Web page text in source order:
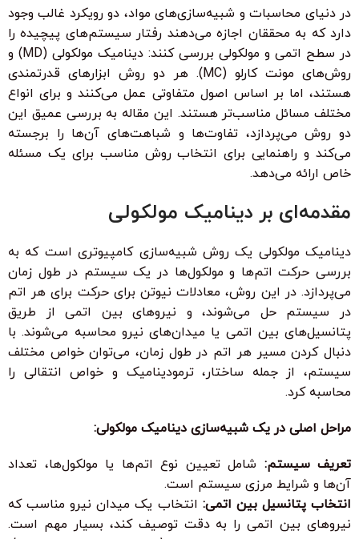
در دنیای محاسبات و شبیه‌سازی‌های مواد، دو رویکرد غالب وجود
دارد که به محققان اجازه می‌دهند رفتار سیستم‌های پیچیده را
در سطح اتمی و مولکولی بررسی کنند: دینامیک مولکولی (MD) و
روش‌های مونت کارلو (MC). هر دو روش ابزارهای قدرتمندی
هستند، اما بر اساس اصول متفاوتی عمل می‌کنند و برای انواع
مختلف مسائل مناسب‌تر هستند. این مقاله به بررسی عمیق این
دو روش می‌پردازد، تفاوت‌ها و شباهت‌های آن‌ها را برجسته
می‌کند و راهنمایی برای انتخاب روش مناسب برای یک مسئله
خاص ارائه می‌دهد.
مقدمه‌ای بر دینامیک مولکولی
دینامیک مولکولی یک روش شبیه‌سازی کامپیوتری است که به
بررسی حرکت اتم‌ها و مولکول‌ها در یک سیستم در طول زمان
می‌پردازد. در این روش، معادلات نیوتن برای حرکت برای هر اتم
در سیستم حل می‌شوند، و نیروهای بین اتمی از طریق
پتانسیل‌های بین اتمی یا میدان‌های نیرو محاسبه می‌شوند. با
دنبال کردن مسیر هر اتم در طول زمان، می‌توان خواص مختلف
سیستم، از جمله ساختار، ترمودینامیک و خواص انتقالی را
محاسبه کرد.
مراحل اصلی در یک شبیه‌سازی دینامیک مولکولی:
تعریف سیستم: شامل تعیین نوع اتم‌ها یا مولکول‌ها، تعداد
آن‌ها و شرایط مرزی سیستم است.
انتخاب پتانسیل بین اتمی: انتخاب یک میدان نیرو مناسب که
نیروهای بین اتمی را به دقت توصیف کند، بسیار مهم است.